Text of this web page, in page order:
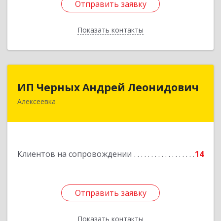
Отправить заявку
Показать контакты
Отправить заявку
Назад
ИП Черных Андрей Леонидович
Алексеевка
Клиентов на сопровождении 14
Отправить заявку
Показать контакты
ИП Черных Андрей Леонидович
309850, Белгородская обл, Алексеевский р-н,
Отправить заявку
Назад